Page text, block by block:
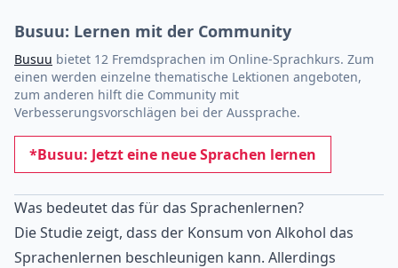
Busuu: Lernen mit der Community
Busuu bietet 12 Fremdsprachen im Online-Sprachkurs. Zum
einen werden einzelne thematische Lektionen angeboten,
zum anderen hilft die Community mit
Verbesserungsvorschlägen bei der Aussprache.
*Busuu: Jetzt eine neue Sprachen lernen
Was bedeutet das für das Sprachenlernen?
Die Studie zeigt, dass der Konsum von Alkohol das
Sprachenlernen beschleunigen kann. Allerdings